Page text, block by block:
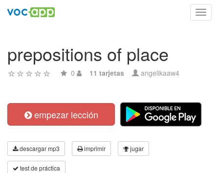
prepositions of place
0 11 tarjetas angelikaaw4
empezar lección
descargar mp3 imprimir jugar
test de práctica